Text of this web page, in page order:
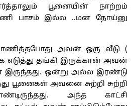
பூனையின் நாற்றம்
பாசம் இல்ல ..மன நோய்னு
அவன் ஒரு வீடு (
எடுத்து தங்கி இருக்கான் அவன்
இருந்தது. ஒன்று அல்ல இரண்டு
பூனைகள் அவனை சுற்றி சுற்றி
அந்த காட்சி